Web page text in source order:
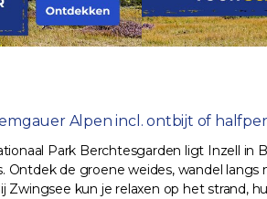
incl. ontbijt of halfpension!
Alpen incl. ontbijt of
Park Berchtesgarden ligt Inzell in
de groene weides, wandel
kun je relaxen op het strand,